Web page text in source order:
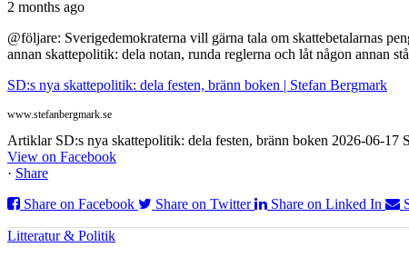
2 months ago
@följare: Sverigedemokraterna vill gärna tala om skattebetalarnas
annan skattepolitik: dela notan, runda reglerna och låt någon annan
SD:s nya skattepolitik: dela festen, bränn boken | Stefan Bergmark
www.stefanbergmark.se
Artiklar SD:s nya skattepolitik: dela festen, bränn boken 2026-06-17
View on Facebook
· Share
Share on Facebook
Share on Twitter Share on Linked In
Litteratur & Politik